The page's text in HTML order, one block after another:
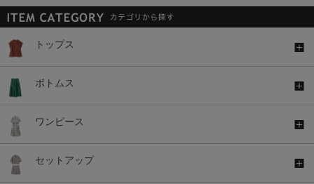
トップス
ボトムス
ワンピース
セットアップ